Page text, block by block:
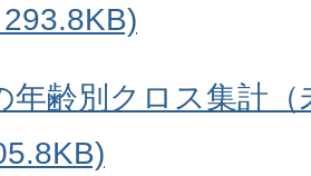
年齢別クロス集計